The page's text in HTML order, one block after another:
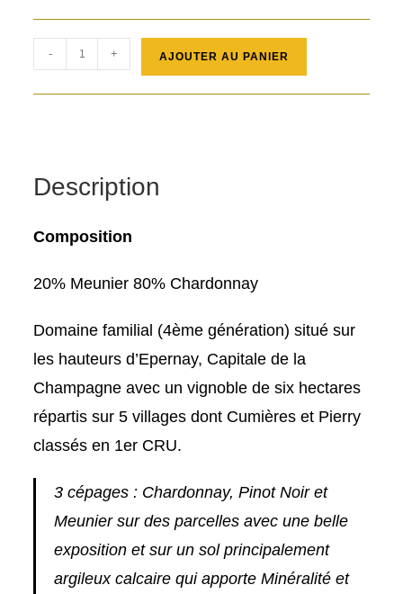
de
CHAMPAGNE
- + AJOUTER AU PANIER
Description
Composition
20% Meunier 80% Chardonnay
Domaine familial (4ème génération) situé sur
les hauteurs d’Epernay, Capitale de la
Champagne avec un vignoble de six hectares
répartis sur 5 villages dont Cumières et Pierry
classés en 1er CRU.
3 cépages : Chardonnay, Pinot Noir et
Meunier sur des parcelles avec une belle
exposition et sur un sol principalement
argileux calcaire qui apporte Minéralité et